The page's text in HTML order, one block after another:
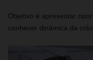
Objetivo é apresentar
conhecer dinâmica da